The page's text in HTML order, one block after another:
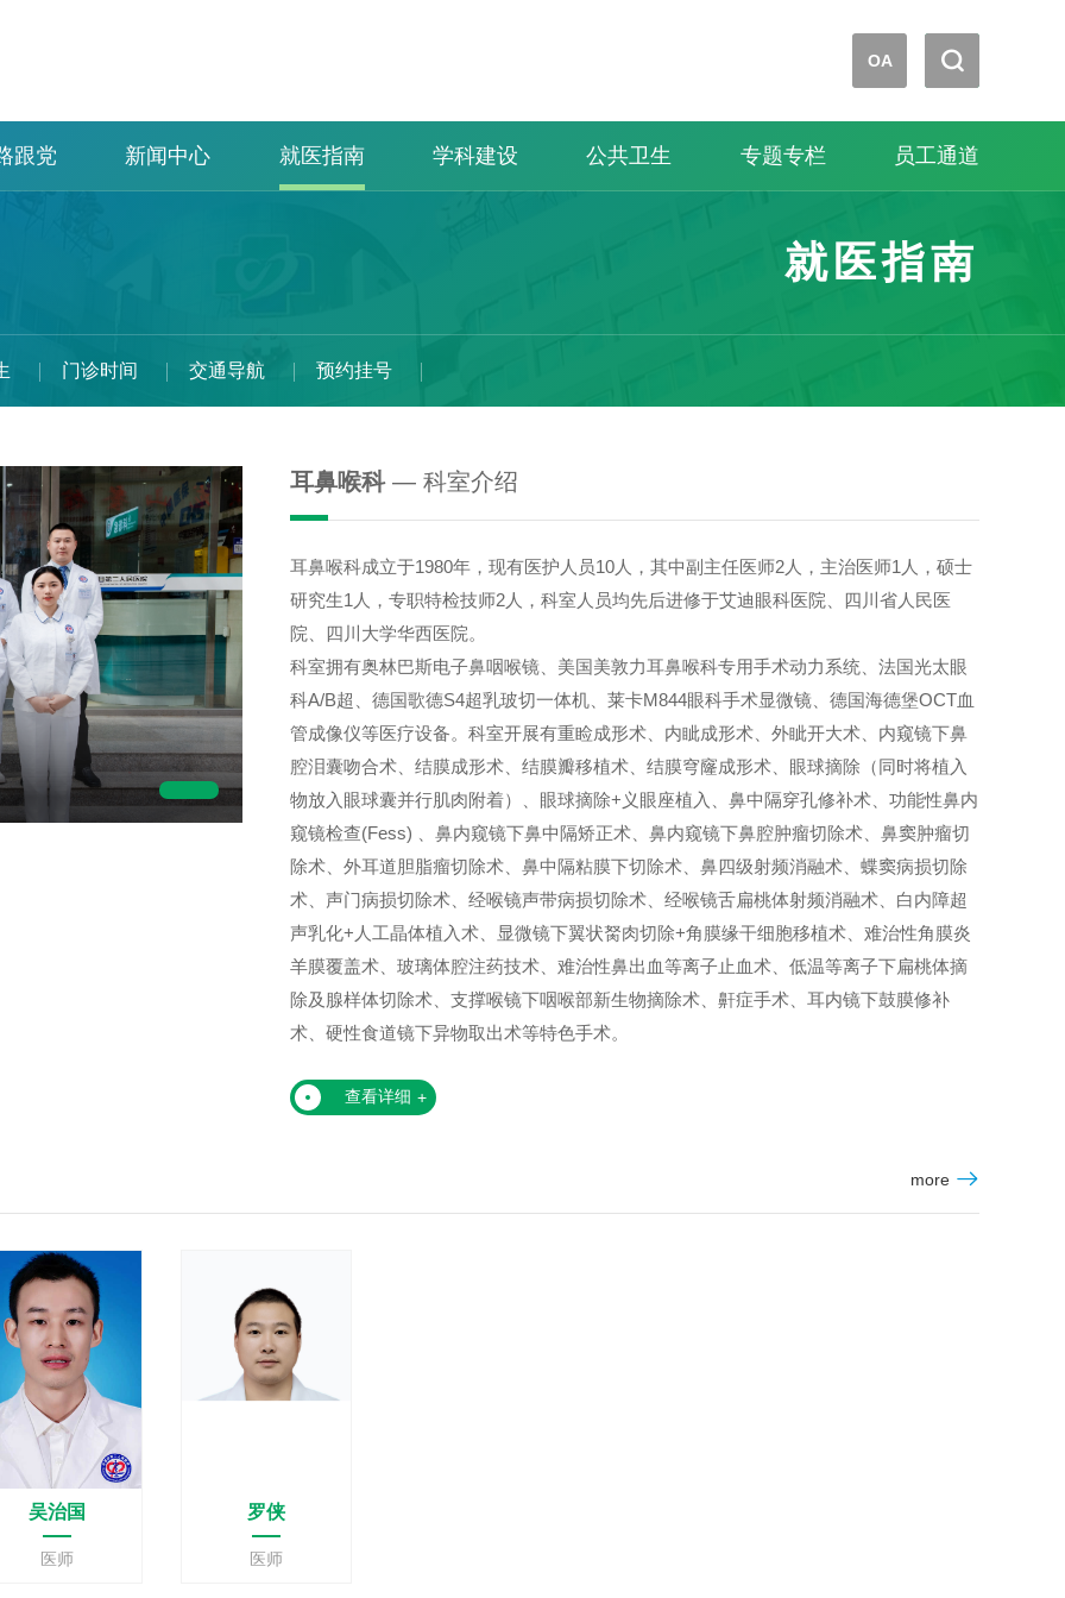
OA 

跟党 新闻中心 就医指南 学科建设 公共卫生 专题专栏 员工通道
就医指南
门诊时间 交通导航 预约挂号
耳鼻喉科— 科室介绍
耳鼻喉科成立于1980年，现有医护人员10人，其中副主任医师2人，主治医师1人，硕士
研究生1人，专职特检技师2人，科室人员均先后进修于艾迪眼科医院、四川省人民医
院、四川大学华西医院。
科室拥有奥林巴斯电子鼻咽喉镜、美国美敦力耳鼻喉科专用手术动力系统、法国光太眼
科A/B超、德国歌德S4超乳玻切一体机、莱卡M844眼科手术显微镜、德国海德堡OCT血
管成像仪等医疗设备。科室开展有重睑成形术、内眦成形术、外眦开大术、内窥镜下鼻
腔泪囊吻合术、结膜成形术、结膜瓣移植术、结膜穹窿成形术、眼球摘除（同时将植入
物放入眼球囊并行肌肉附着）、眼球摘除+义眼座植入、鼻中隔穿孔修补术、功能性鼻内
窥镜检查(Fess) 、鼻内窥镜下鼻中隔矫正术、鼻内窥镜下鼻腔肿瘤切除术、鼻窦肿瘤切
除术、外耳道胆脂瘤切除术、鼻中隔粘膜下切除术、鼻四级射频消融术、蝶窦病损切除
术、声门病损切除术、经喉镜声带病损切除术、经喉镜舌扁桃体射频消融术、白内障超
声乳化+人工晶体植入术、显微镜下翼状胬肉切除+角膜缘干细胞移植术、难治性角膜炎
羊膜覆盖术、玻璃体腔注药技术、难治性鼻出血等离子止血术、低温等离子下扁桃体摘
除及腺样体切除术、支撑喉镜下咽喉部新生物摘除术、鼾症手术、耳内镜下鼓膜修补
术、硬性食道镜下异物取出术等特色手术。
查看详细 +
more 
吴治国
医师
罗侠
医师